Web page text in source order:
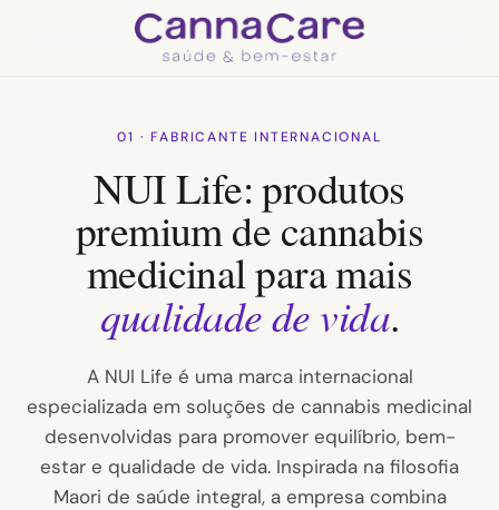
01 · FABRICANTE INTERNACIONAL
NUI Life: produtos
premium de cannabis
medicinal para mais
qualidade de vida.
A NUI Life é uma marca internacional
especializada em soluções de cannabis medicinal
desenvolvidas para promover equilíbrio, bem-
estar e qualidade de vida. Inspirada na filosofia
Maori de saúde integral, a empresa combina